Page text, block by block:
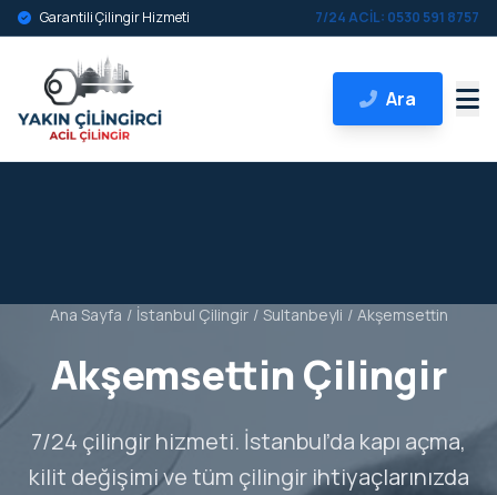
Garantili Çilingir Hizmeti 7/24 ACİL: 0530 591 8757
Ara
Ana Sayfa / İstanbul Çilingir / Sultanbeyli / Akşemsettin
Akşemsettin Çilingir
7/24 çilingir hizmeti. İstanbul’da kapı açma,
kilit değişimi ve tüm çilingir ihtiyaçlarınızda